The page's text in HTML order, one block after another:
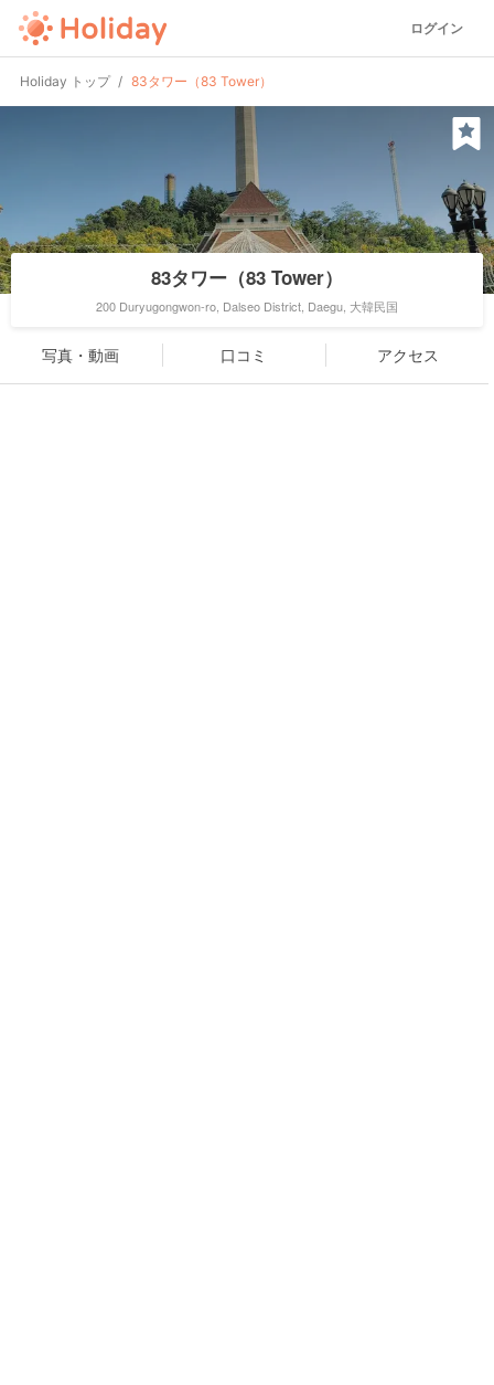
ログイン
Holiday トップ 83タワー（83 Tower）
83タワー（83 Tower）
200 Duryugongwon-ro, Dalseo District, Daegu, 大韓民国
写真・動画 口コミ アクセス